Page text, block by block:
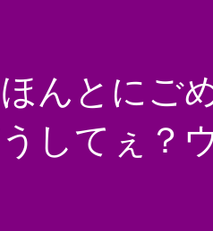
ほんとにご
してぇ？